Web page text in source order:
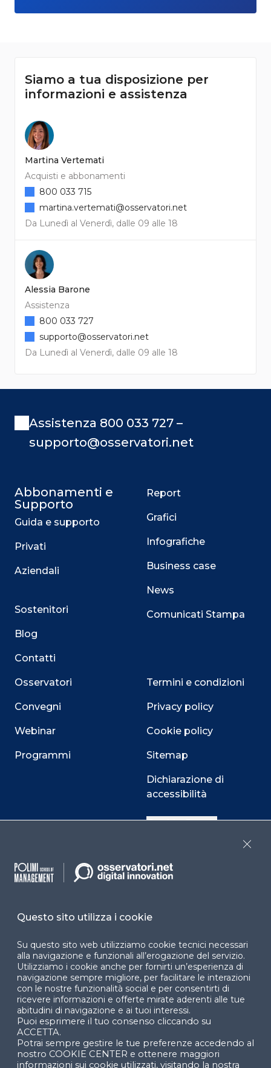
Siamo a tua disposizione per
informazioni e assistenza
Martina Vertemati
Acquisti e abbonamenti
Da Lunedì al Venerdì, dalle 09 alle 18
800 033 715
martina.vertemati@osservatori.net
Alessia Barone
Assistenza
Da Lunedì al Venerdì, dalle 09 alle 18
800 033 727
supporto@osservatori.net
Assistenza 800 033 727 –
supporto@osservatori.net
Abbonamenti e
Supporto
Guida e supporto
Privati
Aziendali
Sostenitori
Blog
Contatti
Osservatori
Convegni
Webinar
Programmi
Report
Grafici
Infografiche
Business case
News
Comunicati Stampa
Termini e condizioni
Privacy policy
Cookie policy
Sitemap
Dichiarazione di
accessibilità
Cookie Center
Facebook LinkedIn
© 2024 Copyright © Politecnico di Milano Dipartimento
di Ingegneria Gestionale
Questo sito utilizza i cookie
Su questo sito web utilizziamo cookie tecnici necessari
alla navigazione e funzionali all’erogazione del servizio.
Utilizziamo i cookie anche per fornirti un’esperienza di
navigazione sempre migliore, per facilitare le interazioni
con le nostre funzionalità social e per consentirti di
ricevere informazioni e offerte mirate aderenti alle tue
abitudini di navigazione e ai tuoi interessi.
Puoi esprimere il tuo consenso cliccando su
ACCETTA.
Potrai sempre gestire le tue preferenze accedendo al
nostro COOKIE CENTER e ottenere maggiori
informazioni sui cookie utilizzati, visitando la nostra